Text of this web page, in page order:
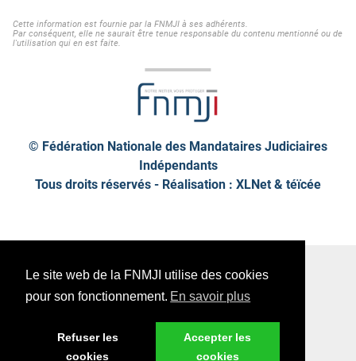
Le site web de la FNMJI utilise des cookies
pour son fonctionnement. En savoir plus
Refuser les
cookies
Accepter les
cookies
Cette information est fournie par la FNMJI à ses adhérents.
Par conséquent, elle ne saurait être tenue responsable du contenu mentionné ou de
l'utilisation qui en est faite.
© Fédération Nationale des Mandataires Judiciaires
Indépendants
Tous droits réservés - Réalisation : XLNet & téïcée
Mentions légales
Données personnelles